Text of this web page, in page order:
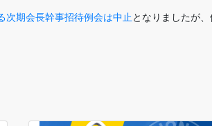
次期会長幹事招待例会は中止 となりましたが